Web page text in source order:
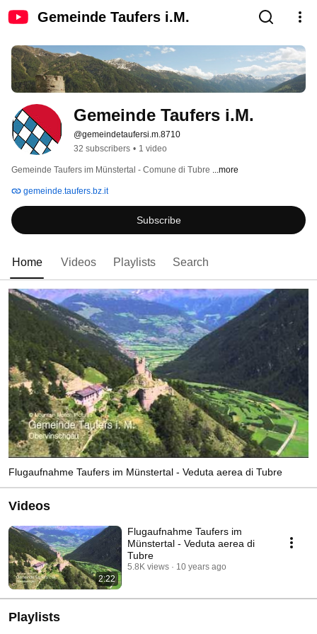
Gemeinde Taufers i.M.
Gemeinde Taufers i.M.
@gemeindetaufersi.m.8710
32 subscribers • 1 video
Gemeinde Taufers im Münstertal - Comune di Tubre ...more
gemeinde.taufers.bz.it
Subscribe
Home Videos Playlists Search
Flugaufnahme Taufers im Münstertal - Veduta aerea di Tubre
Videos
2:22
Flugaufnahme Taufers im
Münstertal - Veduta aerea di
Tubre
5.8K views 10 years ago
Playlists